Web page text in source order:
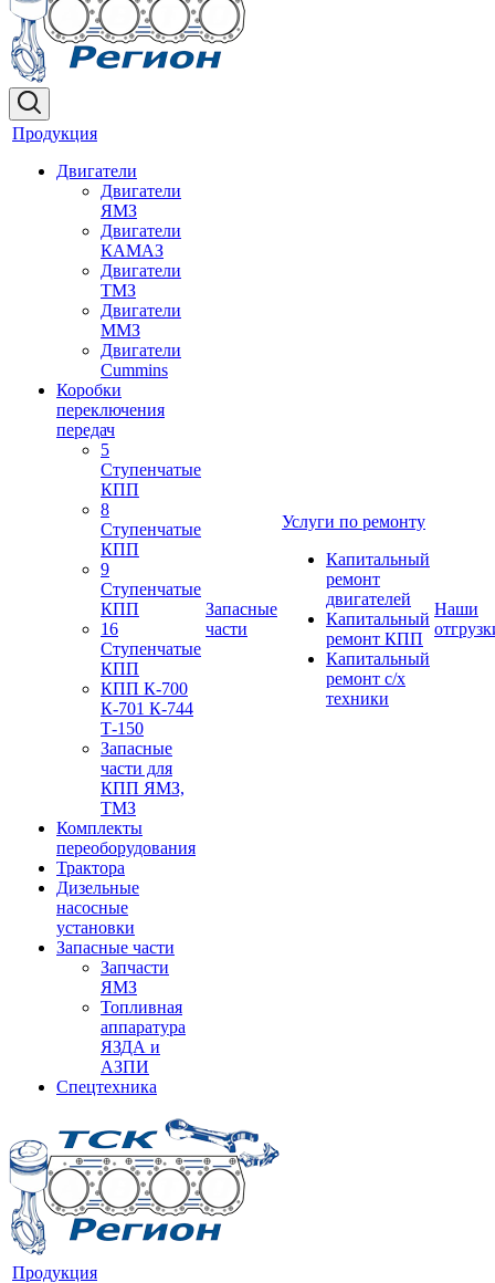
Продукция
Двигатели
Двигатели
ЯМЗ
Двигатели
КАМАЗ
Двигатели
ТМЗ
Двигатели
ММЗ
Двигатели
Cummins
Коробки
переключения
передач
5
Ступенчатые
КПП
8
Ступенчатые
КПП
9
Ступенчатые
КПП
16
Ступенчатые
КПП
КПП К-700
К-701 К-744
Т-150
Запасные
части для
КПП ЯМЗ,
ТМЗ
Комплекты
переоборудования
Трактора
Дизельные
насосные
установки
Запасные части
Запчасти
ЯМЗ
Топливная
аппаратура
ЯЗДА и
АЗПИ
Спецтехника
Запасные
части
Услуги по ремонту
Капитальный
ремонт
двигателей
Капитальный
ремонт КПП
Капитальный
ремонт с/х
техники
Наши
Продукция